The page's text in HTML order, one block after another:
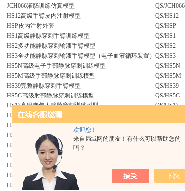
欢迎您！
来自局域网的朋友！有什么可以帮助您的
吗？
JCH066灌肠训练仿真模型
QS/JCH066
HS12高级手臂皮内注射模型
QS/HS12
HSP皮内注射外套
QS/HSP
HS1高级静脉穿刺手臂训练模型
QS/HS1
HS2多功能静脉穿刺输液手臂模型
QS/HS2
HS3全功能静脉穿刺输液手臂模型（电子血液循环装置） QS/HS3
HS5N高级电子手部静脉穿刺训练模型
QS/HS5N
HS5M高级手部静脉穿刺训练模型
QS/HS5M
HS39完整静脉穿刺手臂模型
QS/HS39
HS5G高级肘部静脉穿刺训练模型
QS/HS5G
HS13高级老年人静脉穿刺训练模型
QS/HS13
HS16高级静脉输液腿模型
HS42手部、肘部组合式静脉输液（血）训练手臂
H3310 静脉输液手成套仿真模型
QS/H3310
HS6E高级婴儿头皮静脉穿刺训练模型
HS6F高级婴儿头部静脉穿刺训练模型
HS6G 旋转式婴儿头皮静脉穿刺模型
HS34高级婴儿腿部静脉穿刺模型
QS/HS34
HS9高级婴儿全身静脉穿刺模型